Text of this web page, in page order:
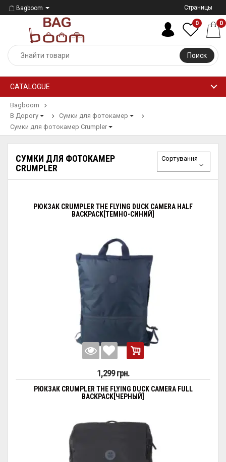
Bagboom Страницы
Поиск
0 0
CATALOGUE
Bagboom
В Дорогу
Сумки для фотокамер
Сумки для фотокамер Crumpler
СУМКИ ДЛЯ ФОТОКАМЕР
CRUMPLER
Сортування
РЮКЗАК CRUMPLER THE FLYING DUCK CAMERA HALF
BACKPACK[ТЕМНО-СИНИЙ]
1,299 грн.
РЮКЗАК CRUMPLER THE FLYING DUCK CAMERA FULL
BACKPACK[ЧЕРНЫЙ]